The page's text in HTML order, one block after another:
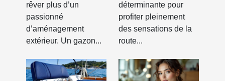
rêver plus d’un
passionné
d’aménagement
extérieur. Un gazon...
déterminante pour
profiter pleinement
des sensations de la
route...